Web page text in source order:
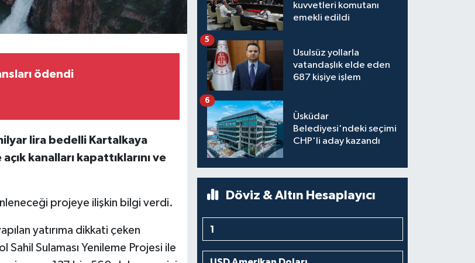
ödendi
lira bedelli Kartalkaya
kanalları kapattıklarını ve
projeye ilişkin bilgi verdi.
yatırıma dikkati çeken
Sahil Sulaması Yenileme Projesi ile
kuvvetleri komutanı
emekli edildi
Usulsüz yollarla
vatandaşlık elde eden
687 kişiye işlem
5
Üsküdar
Belediyesi'ndeki seçimi
CHP'li aday kazandı
6
Döviz & Altın Hesaplayıcı